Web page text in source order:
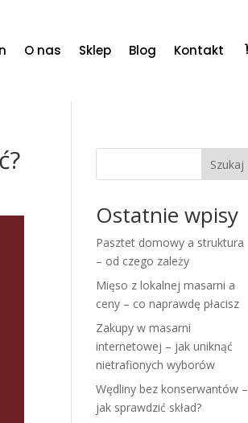
O nas Sklep Blog Kontakt
Szukaj
Ostatnie wpisy
Pasztet domowy a struktura
– od czego zależy
Mięso z lokalnej masarni a
ceny – co naprawdę płacisz
Zakupy w masarni
internetowej – jak uniknąć
nietrafionych wyborów
Wędliny bez konserwantów –
jak sprawdzić skład?